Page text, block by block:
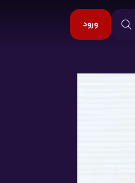
ورود